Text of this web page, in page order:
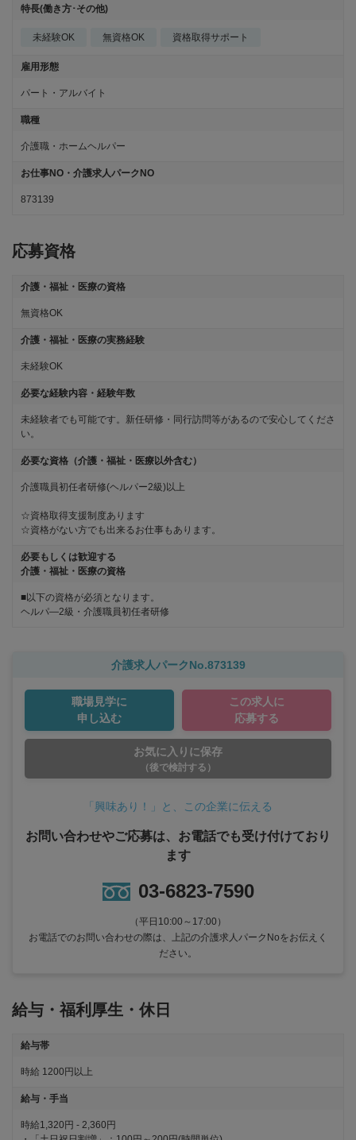
特長(働き方･その他)
未経験OK 無資格OK 資格取得サポート
雇用形態
パート・アルバイト
職種
介護職・ホームヘルパー
お仕事NO・介護求人パークNO
873139
応募資格
介護・福祉・医療の資格
無資格OK
介護・福祉・医療の実務経験
未経験OK
必要な経験内容・経験年数
未経験者でも可能です。新任研修・同行訪問等があるので安心してくださ
い。
必要な資格（介護・福祉・医療以外含む）
介護職員初任者研修(ヘルパー2級)以上
☆資格取得支援制度あります
☆資格がない方でも出来るお仕事もあります。
必要もしくは歓迎する
介護・福祉・医療の資格
■以下の資格が必須となります。
ヘルパ―2級・介護職員初任者研修
介護求人パークNo.873139
職場見学に
申し込む
この求人に
応募する
お気に入りに保存
（後で検討する）
「興味あり！」と、この企業に伝える
お問い合わせやご応募は、お電話でも受け付けており
ます
03-6823-7590
（平日10:00～17:00）
お電話でのお問い合わせの際は、上記の介護求人パークNoをお伝えく
ださい。
給与・福利厚生・休日
給与帯
時給 1200円以上
給与・手当
時給1,320円 - 2,360円